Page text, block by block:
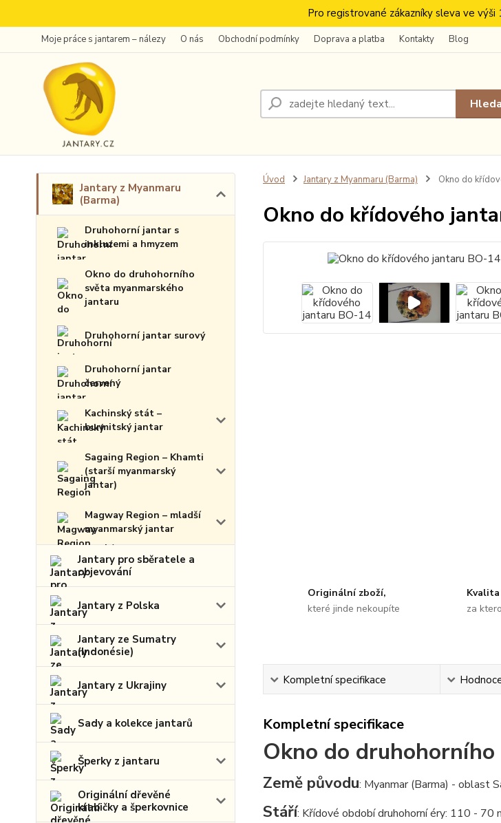
Pro registrované zákazníky sleva ve výši
Moje práce s jantarem – nálezy O nás Obchodní podmínky Doprava a platba Kontakty Blog
Jantary z Myanmaru
(Barma)
Druhohorní jantar s
inkluzemi a hmyzem
Okno do druhohorního
světa myanmarského
jantaru
Druhohorní jantar surový
Druhohorní jantar
červený
Kachinský stát –
burmitský jantar
Sagaing Region – Khamti
(starší myanmarský
jantar)
Magway Region – mladší
myanmarský jantar
Jantary pro sběratele a
objevování
Jantary z Polska
Jantary ze Sumatry
(Indonésie)
Jantary z Ukrajiny
Sady a kolekce jantarů
Šperky z jantaru
Originální dřevěné
krabičky a šperkovnice
Úvod Jantary z Myanmaru (Barma) Okno do
Okno do křídového
Originální zboží,
které jinde nekoupíte
za
Kompletní specifikace
Kompletní specifikace
Okno do
Země původu: Myanmar (Barma) - oblast
Stáří: Křídové období druhohorní éry: 110 - 70